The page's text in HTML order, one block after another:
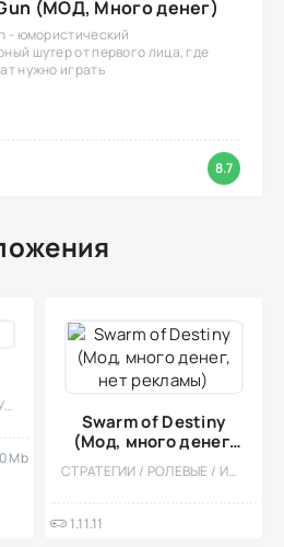
(МОД, Много денег)
- юмористический
шутер от первого лица, где
нужно играть
8.7
ПОРТЫ / ЭКШЕНЫ / 3D / ШУТЕРЫ / НАУЧНАЯ ФАНТАСТИКА / СТИЛИЗАЦИЯ / МОНСТРЫ / ЗОМБИ / БУДУЮЩИЕ
Mb
Swarm of Destiny
(Мод, много денег,
нет рекламы)
СТРАТЕГИИ / РОЛЕВЫЕ / ИНДИ / КАЗУАЛЬНЫЕ / СТИЛИЗАЦИЯ / ОДНОПОЛЬЗОВАТЕЛЬСКИЕ / ОФЛАЙН / ИЗОМЕТРИЯ / ФЭНТЕЗИ
1.11.11